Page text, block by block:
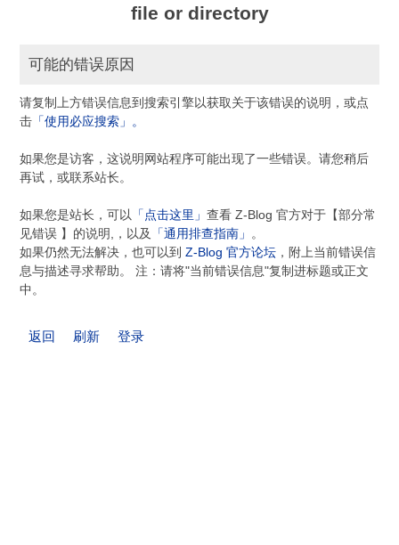
file or directory
可能的错误原因
请复制上方错误信息到搜索引擎以获取关于该错误的说明，或点
击 「使用必应搜索」。
如果您是访客，这说明网站程序可能出现了一些错误。请您稍后
再试，或联系站长。
如果您是站长，可以 「点击这里」查看 Z-Blog 官方对于【部分常
见错误 】的说明,，以及
「通用排查指南」 。
如果仍然无法解决，也可以到Z-Blog 官方论坛 ，附上当前错误信
息与描述寻求帮助。 注：请将"当前错误信息"复制进标题或正文
中。
返回 刷新 登录